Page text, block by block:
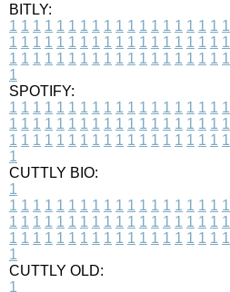
BITLY:
1 1 1 1 1 1 1 1 1 1 1 1 1 1 1 1 1 1 1
1 1 1 1 1 1 1 1 1 1 1 1 1 1 1 1 1 1 1
1 1 1 1 1 1 1 1 1 1 1 1 1 1 1 1 1 1 1
1
SPOTIFY:
1 1 1 1 1 1 1 1 1 1 1 1 1 1 1 1 1 1 1
1 1 1 1 1 1 1 1 1 1 1 1 1 1 1 1 1 1 1
1 1 1 1 1 1 1 1 1 1 1 1 1 1 1 1 1 1 1
1
CUTTLY BIO:
1
1 1 1 1 1 1 1 1 1 1 1 1 1 1 1 1 1 1 1
1 1 1 1 1 1 1 1 1 1 1 1 1 1 1 1 1 1 1
1 1 1 1 1 1 1 1 1 1 1 1 1 1 1 1 1 1 1
1
CUTTLY OLD:
1